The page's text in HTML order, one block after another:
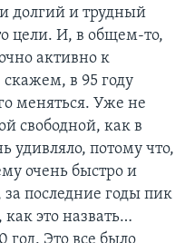
долгий и трудный
цели. И, в общем-то,
активно к
в 95 году
меняться. Уже не
свободной, как в
удивляло, потому что,
очень быстро и
последние годы пик
это назвать…